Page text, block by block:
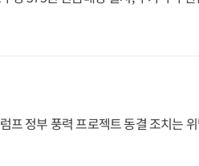
프 정부 풍력 프로젝트 동결 조치는